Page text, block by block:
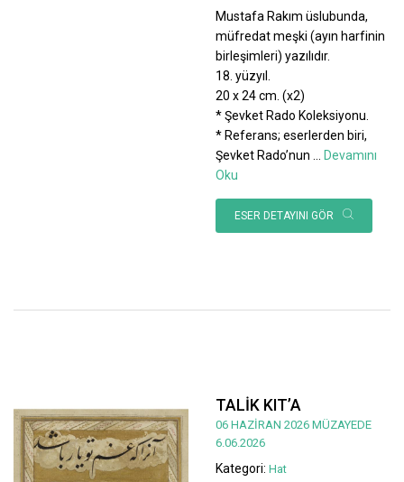
Mustafa Rakım üslubunda,
müfredat meşki (ayın harfinin
birleşimleri) yazılıdır.
18. yüzyıl.
20 x 24 cm. (x2)
* Şevket Rado Koleksiyonu.
* Referans; eserlerden biri,
Şevket Rado’nun
Devamını
Oku
ESER DETAYINI GÖR
TALİK KIT’A
06 HAZİRAN 2026 MÜZAYEDE
6.06.2026
Kategori: Hat